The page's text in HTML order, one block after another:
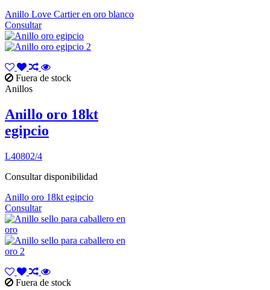
Anillo Love Cartier en oro blanco
Consultar
Fuera de stock
Anillos
Anillo oro 18kt
egipcio
L40802/4
Consultar disponibilidad
Anillo oro 18kt egipcio
Consultar
Fuera de stock